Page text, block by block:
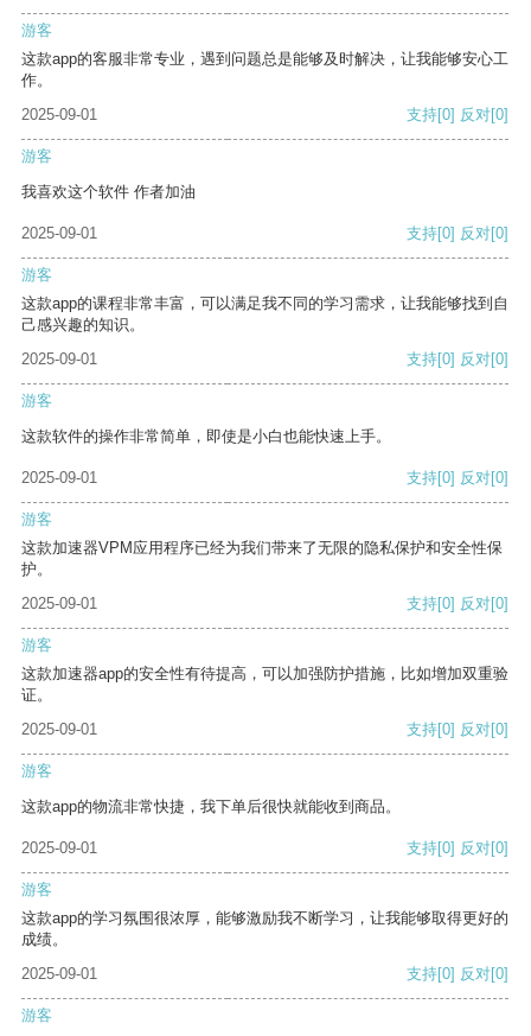
游客
这款app的客服非常专业，遇到问题总是能够及时解决，让我能够安心工
作。
2025-09-01
支持[0] 反对[0]
游客
我喜欢这个软件 作者加油
2025-09-01 支持[0] 反对[0]
游客
这款app的课程非常丰富，可以满足我不同的学习需求，让我能够找到自
己感兴趣的知识。
2025-09-01
支持[0] 反对[0]
游客
这款软件的操作非常简单，即使是小白也能快速上手。
2025-09-01 支持[0] 反对[0]
游客
这款加速器VPM应用程序已经为我们带来了无限的隐私保护和安全性保
护。
2025-09-01
支持[0] 反对[0]
游客
这款加速器app的安全性有待提高，可以加强防护措施，比如增加双重验
证。
2025-09-01
支持[0] 反对[0]
游客
这款app的物流非常快捷，我下单后很快就能收到商品。
2025-09-01 支持[0] 反对[0]
游客
这款app的学习氛围很浓厚，能够激励我不断学习，让我能够取得更好的
成绩。
2025-09-01
支持[0] 反对[0]
游客